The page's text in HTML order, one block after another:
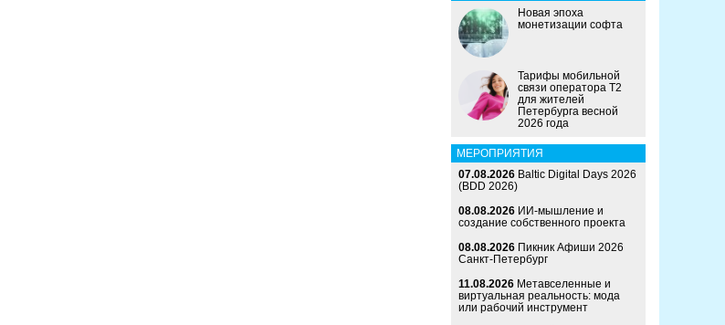
Новая эпоха
монетизации софта
Тарифы мобильной
связи оператора Т2
для жителей
Петербурга весной
2026 года
МЕРОПРИЯТИЯ
07.08.2026 Baltic Digital Days 2026
(BDD 2026)
08.08.2026 ИИ-мышление и
создание собственного проекта
08.08.2026 Пикник Афиши 2026
Санкт-Петербург
11.08.2026 Метавселенные и
виртуальная реальность: мода
или рабочий инструмент